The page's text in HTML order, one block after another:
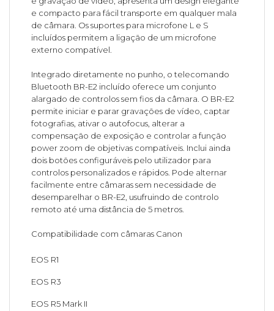
e compacto para fácil transporte em qualquer mala
de câmara. Os suportes para microfone L e S
incluídos permitem a ligação de um microfone
externo compatível.
Integrado diretamente no punho, o telecomando
Bluetooth BR-E2 incluído oferece um conjunto
alargado de controlos sem fios da câmara. O BR-E2
permite iniciar e parar gravações de vídeo, captar
fotografias, ativar o autofocus, alterar a
compensação de exposição e controlar a função
power zoom de objetivas compatíveis. Inclui ainda
dois botões configuráveis pelo utilizador para
controlos personalizados e rápidos. Pode alternar
facilmente entre câmaras sem necessidade de
desemparelhar o BR-E2, usufruindo de controlo
remoto até uma distância de 5 metros.
Compatibilidade com câmaras Canon
EOS R1
EOS R3
EOS R5 Mark II